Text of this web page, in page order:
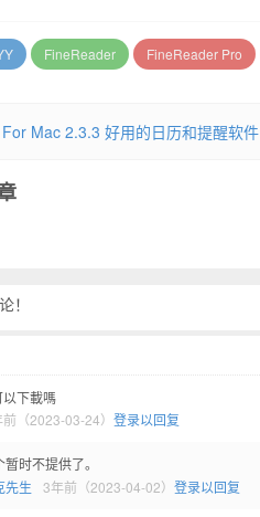
FineReader FineReader Pro
Mac 2.3.3 好用的日历和提醒软件
！
下載嗎
（2023-03-24） 登录以回复
暂时不提供了。
先生
3年前（2023-04-02） 登录以回复